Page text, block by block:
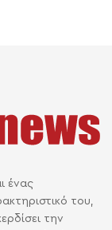
ένας
του,
την